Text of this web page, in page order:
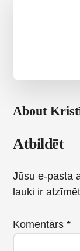
About
Reader
Atbildēt
Jūsu e-pasta
lauki ir
Komentārs*